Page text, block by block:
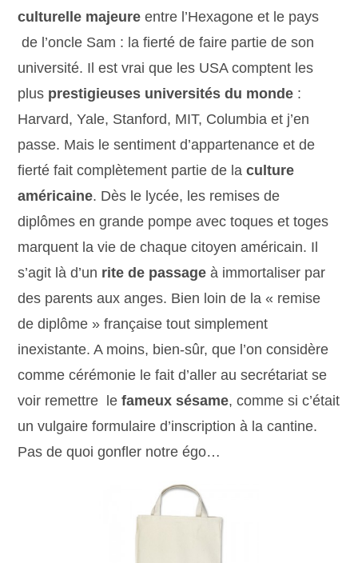
culturelle majeure entre l’Hexagone et le pays
de l’oncle Sam : la fierté de faire partie de son
université. Il est vrai que les USA comptent les
plus prestigieuses universités du monde :
Harvard, Yale, Stanford, MIT, Columbia et j’en
passe. Mais le sentiment d’appartenance et de
fierté fait complètement partie de laculture
américaine. Dès le lycée, les remises de
diplômes en grande pompe avec toques et toges
marquent la vie de chaque citoyen américain. Il
s’agit là d’un rite de passage à immortaliser par
des parents aux anges. Bien loin de la « remise
de diplôme » française tout simplement
inexistante. A moins, bien-sûr, que l’on considère
comme cérémonie le fait d’aller au secrétariat se
voir remettre lefameux sésame, comme si c’était
un vulgaire formulaire d’inscription à la cantine.
Pas de quoi gonfler notre égo…